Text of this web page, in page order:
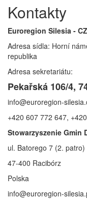
Kontakty
Euroregion Silesia - CZ
Adresa sídla: Horní
republika
Adresa sekretariátu:
Pekařská 106/4,
info@euroregion-
+420 607 772 647,
Stowarzyszenie Gmin
ul. Batorego 7 (2. patro)
47-400 Racibórz
Polska
info@euroregion-